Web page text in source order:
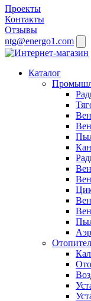
Проекты
Контакты
Отзывы
ntg@energo1.com
Каталог